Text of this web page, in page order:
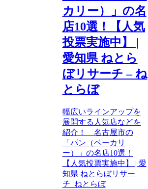
カリー）」の名
店10選！【人気
投票実施中】 |
愛知県 ねとら
ぼリサーチ – ね
とらぼ
幅広いラインアップを
展開する人気店などを
紹介！ 名古屋市の
「パン（ベーカリ
ー）」の名店10選！
【人気投票実施中】 | 愛
知県 ねとらぼリサー
チ ねとらぼ